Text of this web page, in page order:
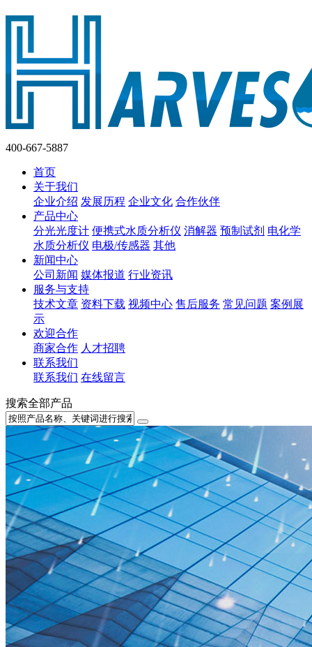
400-667-5887
首页
关于我们
企业介绍 发展历程 企业文化 合作伙伴
产品中心
分光光度计 便携式水质分析仪 消解器 预制试剂 电化学
水质分析仪 电极/传感器 其他
新闻中心
公司新闻 媒体报道 行业资讯
服务与支持
技术文章 资料下载 视频中心 售后服务 常见问题 案例展
示
欢迎合作
商家合作 人才招聘
联系我们
联系我们 在线留言
搜索全部产品